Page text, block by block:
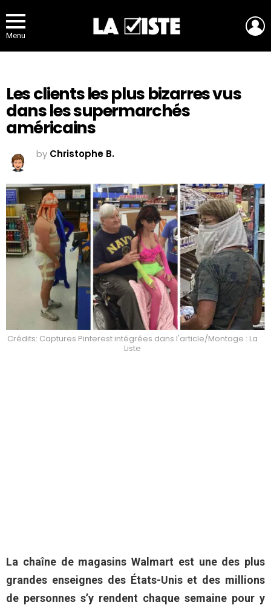
Menu
Les clients les plus bizarres vus
dans les supermarchés
américains
by Christophe B.
Crédits: Captures Pinterest intégrées dans l'article/Montage : La
Liste
La chaîne de magasins Walmart est une des plus
grandes enseignes des États-Unis et des millions
de personnes s’y rendent chaque semaine pour y